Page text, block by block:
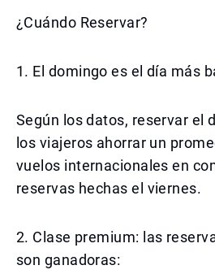
¿Cuándo Reservar?
1. El domingo es el día más
Según los datos, reservar el
los viajeros ahorrar un
vuelos internacionales en
reservas hechas el viernes.
2. Clase premium: las
son ganadoras: